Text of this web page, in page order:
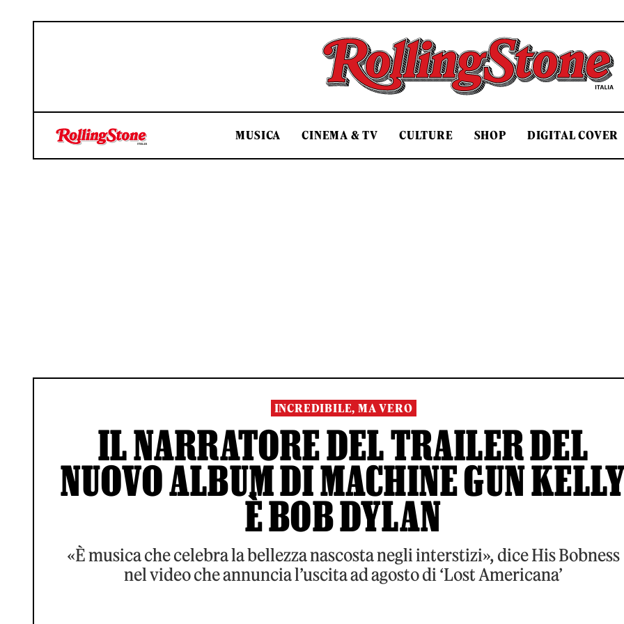
Rolling Stone Italia
MUSICA CINEMA & TV CULTURE SHOP DIGITAL COVER
INCREDIBILE, MA VERO
IL NARRATORE DEL TRAILER DEL
NUOVO ALBUM DI MACHINE GUN
È BOB DYLAN
«È musica che celebra la bellezza nascosta negli interstizi», dice His Bobness
nel video che annuncia l’uscita ad agosto di ‘Lost Americana’